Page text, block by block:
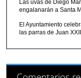
Las uvas de Diego
engalanarán a Santa
El Ayuntamiento
las parras de Juan